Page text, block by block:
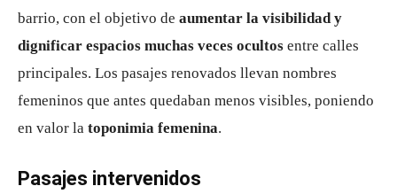
barrio, con el objetivo de aumentar la visibilidad y
dignificar espacios muchas veces ocultos entre calles
principales. Los pasajes renovados llevan nombres
femeninos que antes quedaban menos visibles, poniendo
en valor la toponimia femenina.
Pasajes intervenidos